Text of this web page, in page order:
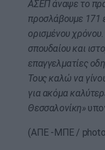
ΑΣΕΠ άναψε το
προσλάβουμε 171
ορισμένου
σπουδαίου και
επαγγελματίες
Τους καλώ να
για ακόμα
Θεσσαλονίκη»
(ΑΠΕ -ΜΠΕ /